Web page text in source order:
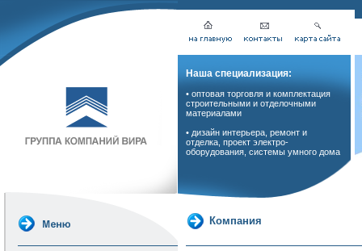
Наша специализация:
• оптовая торговля и комплектация
строительными и отделочными
материалами
• дизайн интерьера, ремонт и
отделка, проект электро-
оборудования, системы умного дома
Компания